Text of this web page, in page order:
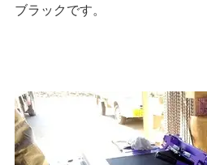
ブラックです。